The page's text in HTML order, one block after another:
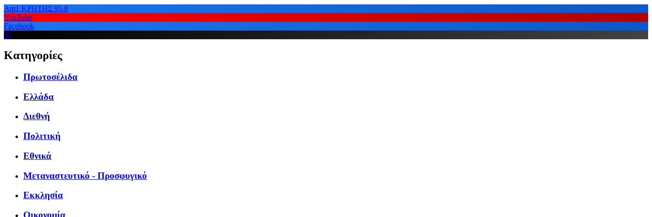
Ant1 ΚΡΗΤΗΣ 95.8
YouTube
Facebook
X
Κατηγορίες
Πρωτοσέλιδα
Ελλάδα
Διεθνή
Πολιτική
Εθνικά
Μεταναστευτικό - Προσφυγικό
Εκκλησία
Οικονομία